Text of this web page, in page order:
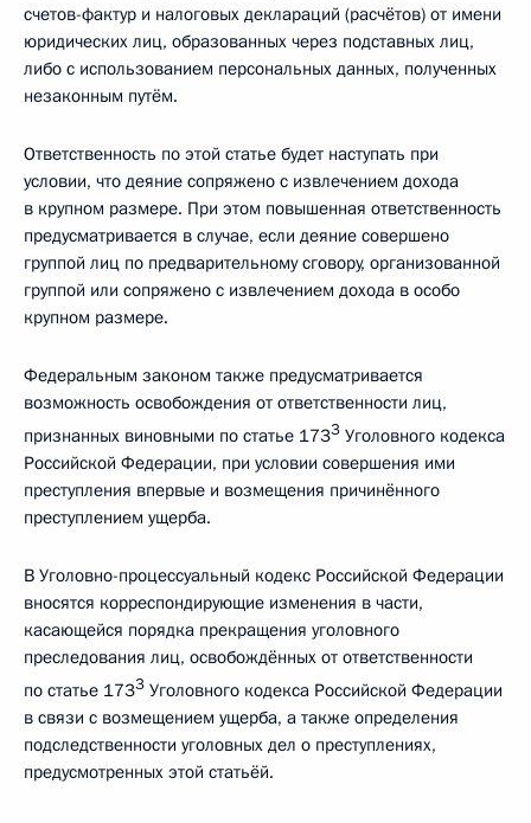
счетов-фактур и налоговых деклараций (расчётов) от имени
юридических лиц, образованных через подставных лиц,
либо с использованием персональных данных, полученных
незаконным путём.
Ответственность по этой статье будет наступать при
условии, что деяние сопряжено с извлечением дохода
в крупном размере. При этом повышенная ответственность
предусматривается в случае, если деяние совершено
группой лиц по предварительному сговору, организованной
группой или сопряжено с извлечением дохода в особо
крупном размере.
Федеральным законом также предусматривается
возможность освобождения от ответственности лиц,
признанных виновными по статье 1733 Уголовного кодекса
Российской Федерации, при условии совершения ими
преступления впервые и возмещения причинённого
преступлением ущерба.
В Уголовно-процессуальный кодекс Российской Федерации
вносятся корреспондирующие изменения в части,
касающейся порядка прекращения уголовного
преследования лиц, освобождённых от ответственности
по статье 1733 Уголовного кодекса Российской Федерации
в связи с возмещением ущерба, а также определения
подследственности уголовных дел о преступлениях,
предусмотренных этой статьёй.